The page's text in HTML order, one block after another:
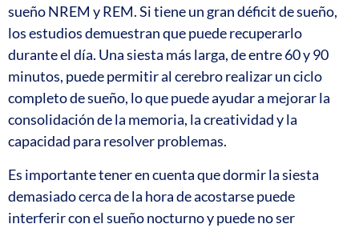
sueño NREM y REM. Si tiene un gran déficit de sueño,
los estudios demuestran que puede recuperarlo
durante el día. Una siesta más larga, de entre 60 y 90
minutos, puede permitir al cerebro realizar un ciclo
completo de sueño, lo que puede ayudar a mejorar la
consolidación de la memoria, la creatividad y la
capacidad para resolver problemas.
Es importante tener en cuenta que dormir la siesta
demasiado cerca de la hora de acostarse puede
interferir con el sueño nocturno y puede no ser